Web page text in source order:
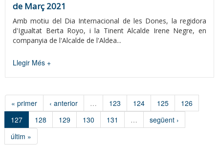
de Març 2021
Amb motiu del Dia Internacional de les Dones, la regidora
d'Igualtat Berta Royo, i la Tinent Alcalde Irene Negre, en
companyia de l'Alcalde de l'Aldea...
Llegir Més +
« primer ‹ anterior … 123 124 125
126
127
128 129 130 131 …
següent ›
últim »